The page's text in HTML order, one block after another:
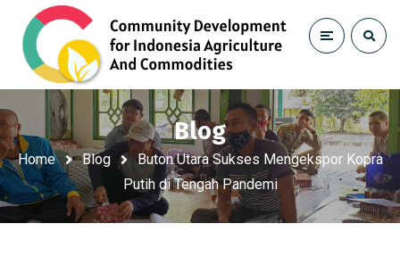
Blog
Home Blog
Buton Utara Sukses Mengekspor Kopra
Putih di Tengah Pandemi